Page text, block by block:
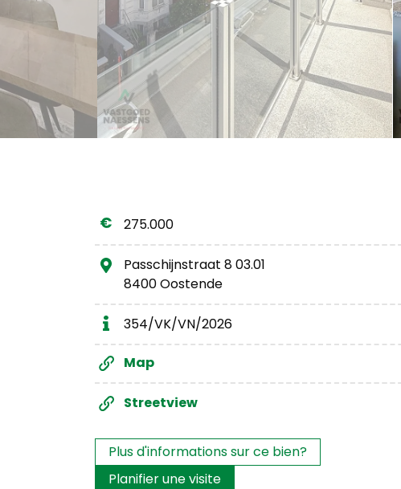
275.000
Passchijnstraat 8 03.01
8400 Oostende
354/VK/VN/2026
Map
Streetview
Les intérêts?
Plus d'informations sur ce bien?
Planifier une visite